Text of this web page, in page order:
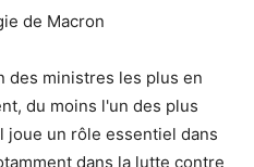
de Macron
des ministres les plus en
du moins l'un des plus
joue un rôle essentiel dans
dans la lutte contre